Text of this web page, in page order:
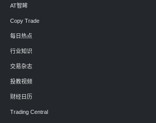
AT智眸
Copy Trade
每日热点
行业知识
交易杂志
投教视频
财经日历
Trading Central